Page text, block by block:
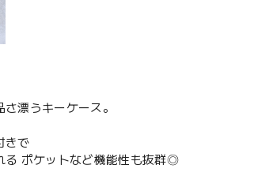
漂うキーケース。
きで
る ポケットなど機能性も抜群◎